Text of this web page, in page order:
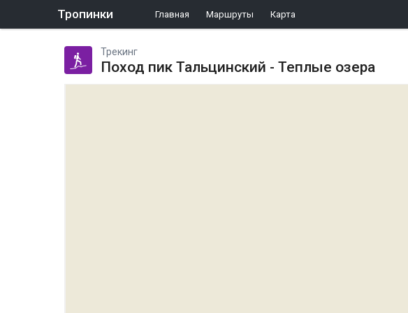
Тропинки Главная Маршруты Карта
Трекинг
Поход пик Тальцинский - Теплые озера